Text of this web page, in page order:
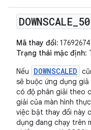
DOWNSCALE 50
Mã thay đổi:
Trạng thái mặc định:
Nếu
DOWNSCALED
sẽ buộc ứng dụng
có độ phân giải theo
giải của màn hình
việc bật thay đổi này
dụng đang chạy trên